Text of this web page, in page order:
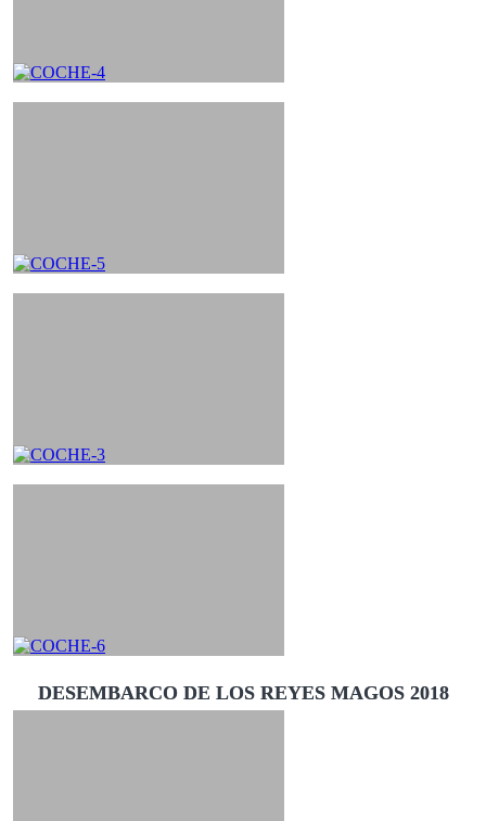
DESEMBARCO DE LOS REYES MAGOS 2018